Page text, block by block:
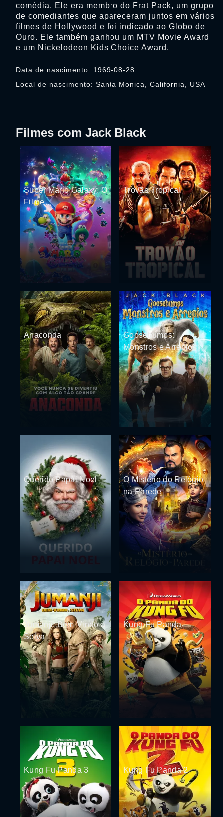
Data de nascimento: 1969-08-28
Local de nascimento: Santa Monica, California, USA
comédia. Ele era membro do Frat Pack, um grupo
de comediantes que apareceram juntos em vários
filmes de Hollywood e foi indicado ao Globo de
Ouro. Ele também ganhou um MTV Movie Award
e um Nickelodeon Kids Choice Award.
Filmes com Jack Black
Super Mario Galaxy: O
Filme
Trovão Tropical
Anaconda
Goosebumps:
Monstros e Arrepios
Querido Papai Noel
O Mistério do Relógio
na Parede
Jumanji: Bem-Vindo à
Selva
Kung Fu Panda
Kung Fu Panda 3 Kung Fu Panda 2